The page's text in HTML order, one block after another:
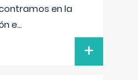
en la
e...
+